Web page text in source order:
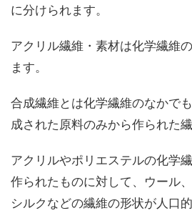
に分けられます。
アクリル繊維・素材は化学繊維
ます。
合成繊維とは化学繊維のなかで
成された原料のみから作られた
アクリルやポリエステルの化学
作られたものに対して、ウール
シルクなどの繊維の形状が人口